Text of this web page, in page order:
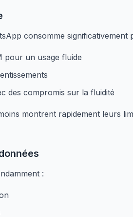
consomme significativement
pour un usage fluide
des compromis sur la fluidité
montrent rapidement leurs
: